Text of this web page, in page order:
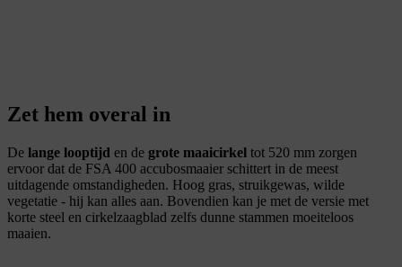
Zet hem overal in
De lange looptijd en de grote maaicirkel tot 520 mm zorgen
ervoor dat de FSA 400 accubosmaaier schittert in de meest
uitdagende omstandigheden. Hoog gras, struikgewas, wilde
vegetatie - hij kan alles aan. Bovendien kan je met de versie met
korte steel en cirkelzaagblad zelfs dunne stammen moeiteloos
maaien.